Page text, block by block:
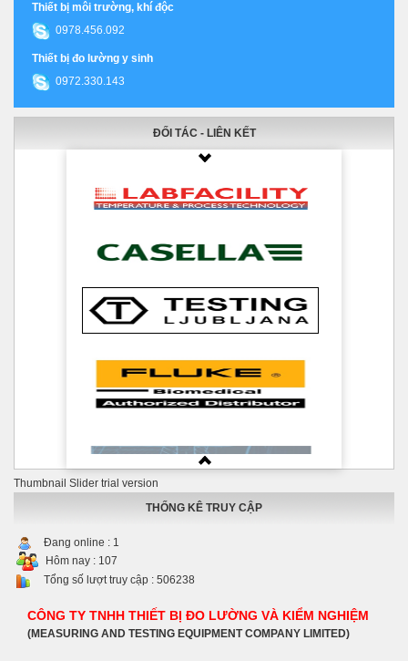
Thiết bị môi trường, khí độc
0978.456.092
Thiết bị đo lường y sinh
0972.330.143
ĐỐI TÁC - LIÊN KẾT
Thumbnail Slider trial version
THỐNG KÊ TRUY CẬP
Đang online : 1
Hôm nay : 107
Tổng số lượt truy cập : 506238
CÔNG TY TNHH THIẾT BỊ ĐO LƯỜNG VÀ KIỂM NGHIỆM
(MEASURING AND TESTING EQUIPMENT COMPANY LIMITED)